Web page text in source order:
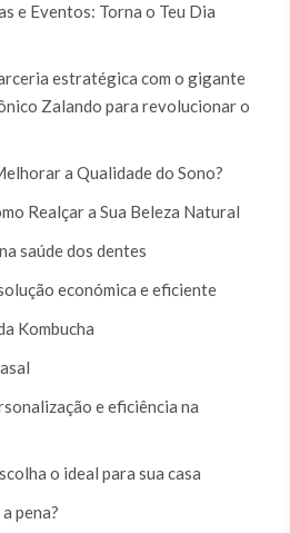
e Eventos: Torna o Teu Dia
estratégica com o gigante
Zalando para revolucionar o
a Qualidade do Sono?
Realçar a Sua Beleza Natural
saúde dos dentes
económica e eficiente
Kombucha
e eficiência na
o ideal para sua casa
pena?